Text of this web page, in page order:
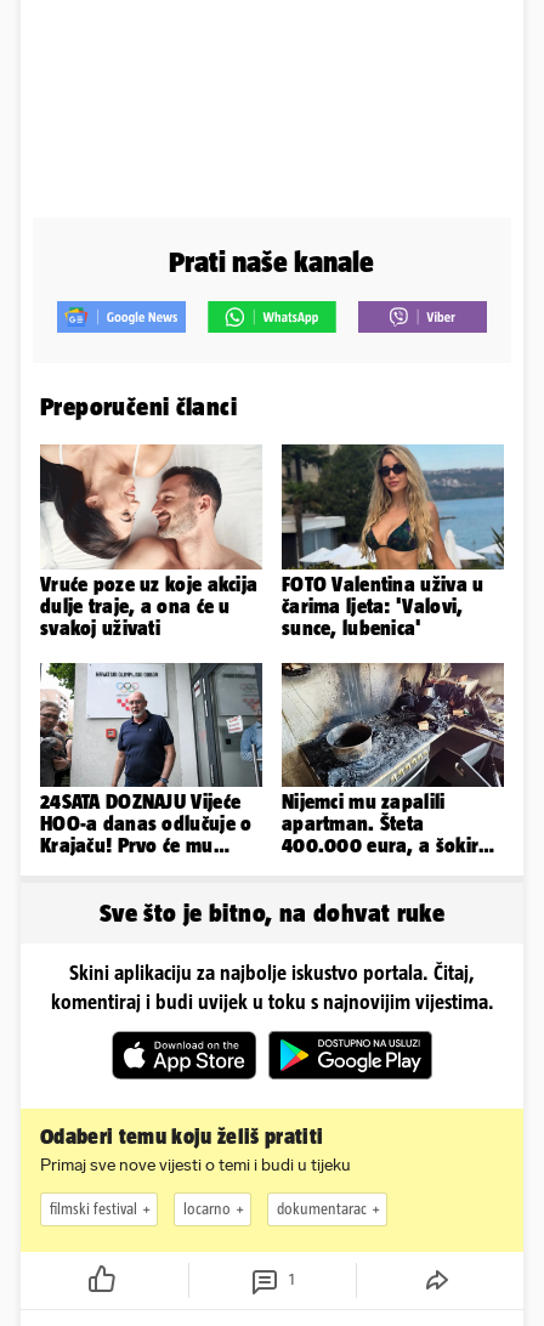
Prati naše kanale
Preporučeni članci
Vruće poze uz koje akcija
dulje traje, a ona će u
svakoj uživati
FOTO Valentina uživa u
čarima ljeta: 'Valovi,
sunce, lubenica'
24SATA DOZNAJU Vijeće
HOO-a danas odlučuje o
Krajaču! Prvo će mu
Nijemci mu zapalili
apartman. Šteta
400.000 eura, a šokirao
Sve što je bitno, na dohvat ruke
Skini aplikaciju za najbolje iskustvo portala. Čitaj,
komentiraj i budi uvijek u toku s najnovijim vijestima.
Odaberi temu koju želiš pratiti
Primaj sve nove vijesti o temi i budi u tijeku
filmski festival locarno dokumentarac
1